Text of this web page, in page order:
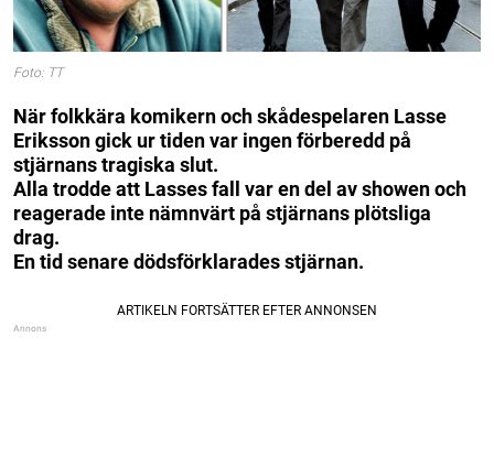
Foto: TT
När folkkära komikern och skådespelaren Lasse
Eriksson gick ur tiden var ingen förberedd på
stjärnans tragiska slut.
Alla trodde att Lasses fall var en del av showen och
reagerade inte nämnvärt på stjärnans plötsliga
drag.
En tid senare dödsförklarades stjärnan.